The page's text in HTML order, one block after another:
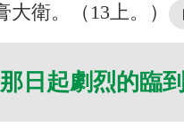
大衛。（13上。）
日起劇烈的臨